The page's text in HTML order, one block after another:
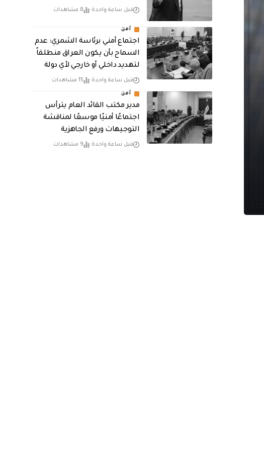
قبل ساعة واحدة 8 مشاهدات
أمن
اجتماع أمني برئاسة الشمري: عدم
السماح بأن يكون العراق منطلقاً
لتهديد داخلي أو خارجي لأي دولة
قبل ساعة واحدة 15 مشاهدات
أمن
مدير مكتب القائد العام يترأس
اجتماعًا أمنيًا موسعًا لمناقشة
التوجيهات ورفع الجاهزية
قبل ساعة واحدة 9 مشاهدات